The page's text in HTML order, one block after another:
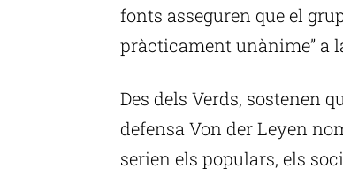
fonts asseguren que el
pràcticament unànime” a
Des dels Verds, sostenen
defensa Von der Leyen
serien els populars, els